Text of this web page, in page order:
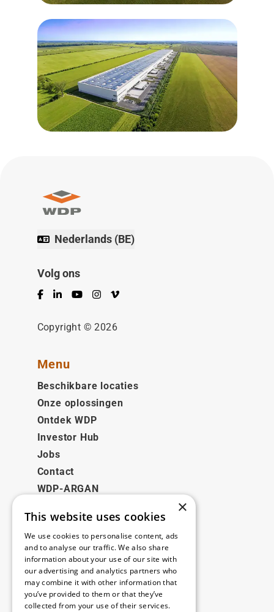
Nederlands (BE)
Volg ons
Facebook
LinkedInYouTubeInstagram
Vimeo
Copyright © 2026
Menu
Beschikbare locaties
Onze oplossingen
Ontdek WDP
Investor Hub
Jobs
Contact
WDP-ARGAN
Juridisch
Disclaimer
Privacybeleid
Cookie Policy
×
This website uses cookies
We use cookies to personalise content, ads
and to analyse our traffic. We also share
information about your use of our site with
our advertising and analytics partners who
may combine it with other information that
you’ve provided to them or that they’ve
collected from your use of their services.